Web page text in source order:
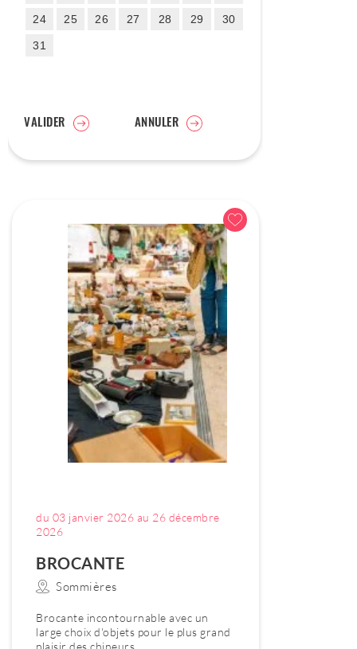
24 25 26 27 28 29 30
31
VALIDER ANNULER
du 03 janvier 2026 au 26 décembre
2026
BROCANTE
Sommières
Brocante incontournable avec un
large choix d'objets pour le plus grand
plaisir des chineurs.